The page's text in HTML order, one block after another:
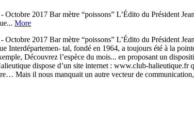
2017 Bar mètre “poissons” L’Édito du Président
More
2017 Bar mètre “poissons” L’Édito du Président
tal, fondé en 1964, a toujours été à la
Découvrez l’espèce du mois... en proposant un
dispose d’un site internet : www.club-halieutique.fr
Mais il nous manquait un autre vecteur de